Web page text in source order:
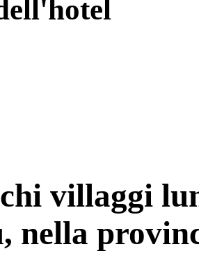
villaggi
nella